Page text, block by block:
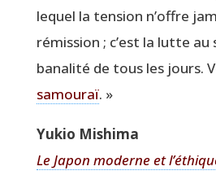
lequel la ten­sion n’offre
rémis­sion ; c’est la lutte au
bana­li­té de tous les jours.
samou­raï. »
Yukio Mishi­ma
Le Japon moderne et